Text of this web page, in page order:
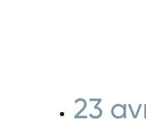
23